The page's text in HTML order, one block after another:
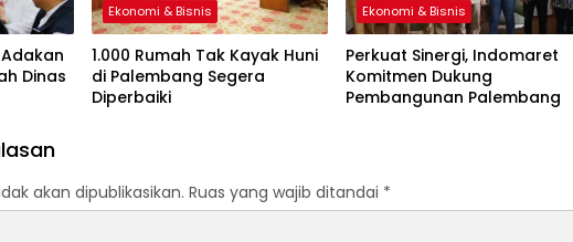
Dinas
Ekonomi & Bisnis
1.000 Rumah Tak Kayak Huni
di Palembang Segera
Diperbaiki
Ekonomi & Bisnis
Perkuat Sinergi, Indomaret
Komitmen Dukung
Pembangunan Palembang
akan dipublikasikan. Ruas yang wajib ditandai *